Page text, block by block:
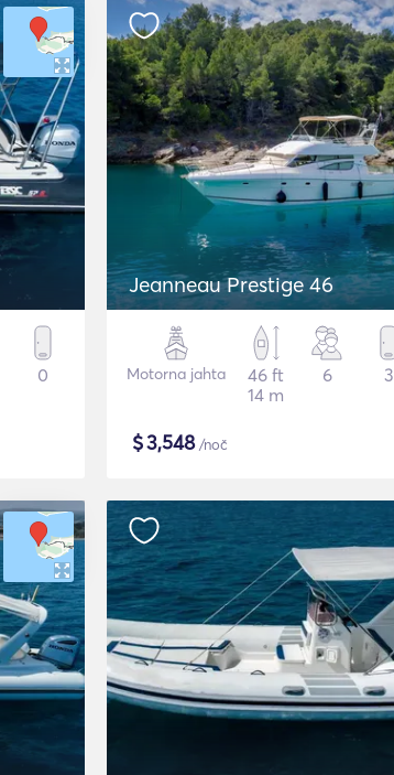
0
Jeanneau Prestige 46
Motorna jahta
46 ft
14 m
6 3
$3,548/noč